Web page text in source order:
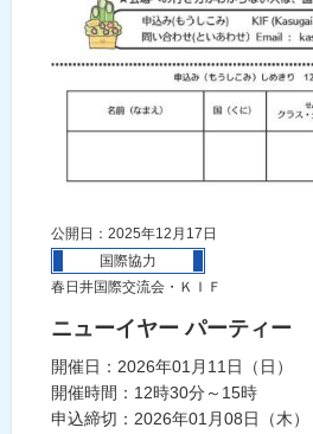
公開日：2025年12月17日
国際協力
春日井国際交流会・ＫＩＦ
ニューイヤー パーティー
開催日：2026年01月11日（日）
開催時間：12時30分～15時
申込締切：2026年01月08日（木）